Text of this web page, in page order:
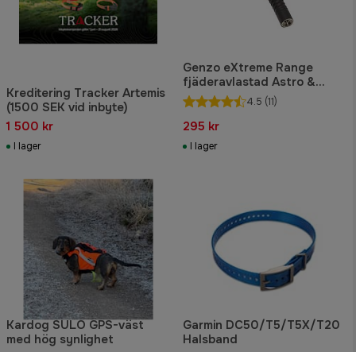
Kreditering Tracker Artemis
(1500 SEK vid inbyte)
1 500 kr
I lager
Genzo eXtreme Range
fjäderavlastad Astro &
Alpha antenn
4.5 (11)
295 kr
I lager
Kardog SULO GPS-väst
med hög synlighet
Garmin DC50/T5/T5X/T20
Halsband